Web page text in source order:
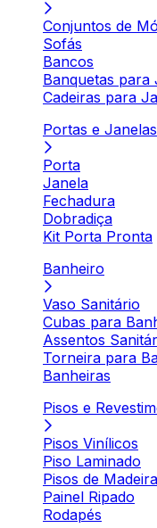
Conjuntos de
Sofás
Bancos
Banquetas para
Cadeiras para
Portas e Janelas
Porta
Janela
Fechadura
Dobradiça
Kit Porta Pronta
Banheiro
Vaso Sanitário
Cubas para
Assentos
Torneira para
Banheiras
Pisos e
Pisos Vinílicos
Piso Laminado
Pisos de Madeira
Painel Ripado
Rodapés